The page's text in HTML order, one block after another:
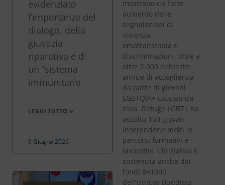
evidenziato
l’importanza del
dialogo, della
giustizia
riparativa e di
un “sistema
immunitario
LEGGI TUTTO »
9 Giugno 2026
mostrano un forte
aumento delle
segnalazioni di
violenza,
omotransfobia e
discriminazioni, oltre a
oltre 2.000 richieste
annue di accoglienza
da parte di giovani
LGBTQIA+ cacciati da
casa. Refuge LGBT+ ha
accolto 150 giovani,
inserendone molti in
percorsi formativi e
lavorativi. L’iniziativa è
sostenuta anche dai
fondi 8×1000
dell’Istituto Buddista